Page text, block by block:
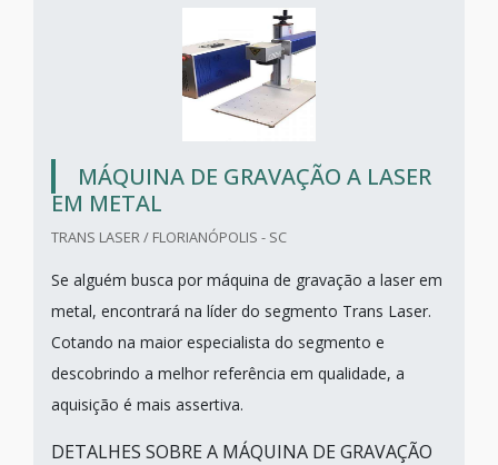
MÁQUINA DE GRAVAÇÃO A LASER
EM METAL
TRANS LASER / FLORIANÓPOLIS - SC
Se alguém busca por máquina de gravação a laser em
metal, encontrará na líder do segmento Trans Laser.
Cotando na maior especialista do segmento e
descobrindo a melhor referência em qualidade, a
aquisição é mais assertiva.
DETALHES SOBRE A MÁQUINA DE GRAVAÇÃO